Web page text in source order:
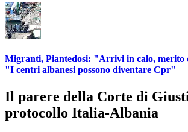
Migranti, Piantedosi: "Arrivi in calo, merito
"I centri albanesi possono diventare Cpr"
Il parere della Corte di
protocollo Italia-Albania